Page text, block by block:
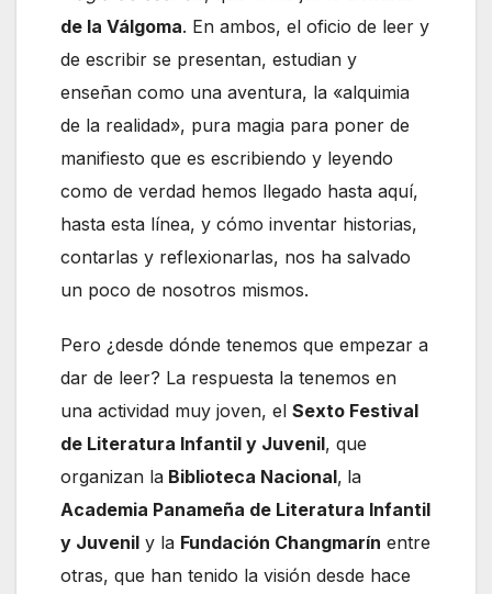
de la Válgoma. En ambos, el oficio de leer y
de escribir se presentan, estudian y
enseñan como una aventura, la «alquimia
de la realidad», pura magia para poner de
manifiesto que es escribiendo y leyendo
como de verdad hemos llegado hasta aquí,
hasta esta línea, y cómo inventar historias,
contarlas y reflexionarlas, nos ha salvado
un poco de nosotros mismos.
Pero ¿desde dónde tenemos que empezar a
dar de leer? La respuesta la tenemos en
una actividad muy joven, el Sexto Festival
de Literatura Infantil y Juvenil, que
organizan la Biblioteca Nacional, la
Academia Panameña de Literatura Infantil
y Juvenil y la Fundación Changmarín entre
otras, que han tenido la visión desde hace